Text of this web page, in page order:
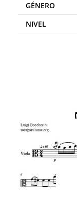
GÉNERO
NIVEL